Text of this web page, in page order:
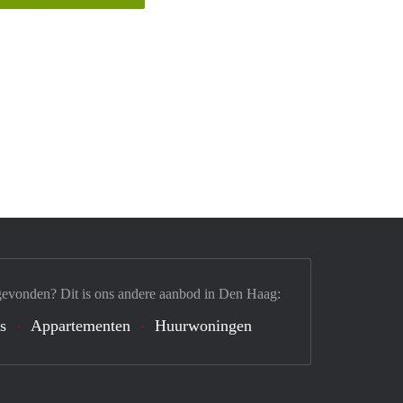
Dit is ons andere aanbod in Den Haag:
Appartementen Huurwoningen